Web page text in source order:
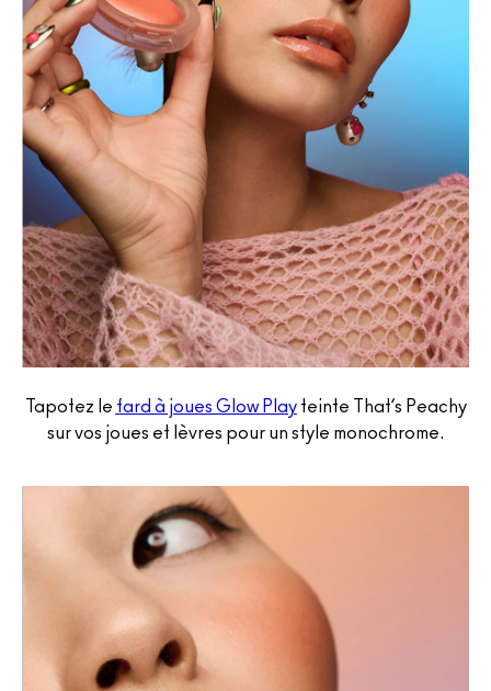
Tapotez le fard à joues Glow Playteinte That’s Peachy
sur vos joues et lèvres pour un style monochrome.